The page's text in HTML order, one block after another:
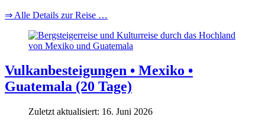
⇒ Alle Details zur Reise …
Vulkanbesteigungen • Mexiko •
Guatemala (20 Tage)
Zuletzt aktualisiert: 16. Juni 2026